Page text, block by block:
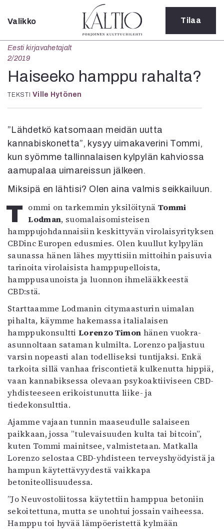
Sulje
Verkkoartikkeli
Teatteri
Tanssi
Sámegillii
Pääkirjoitus
Paperilehdestä
Oulu2026
Musiikki
Levyt
Kuvataide
Kirjat
In English
Esitystaide
Arkisto
4/2026
2–3/2026
1/2026
6/2025
5/2025 saame
5/2025
Lehtiarkisto
Tilaus ja irtonumerot
Yhteistyössä
Toimitus
Mediatiedot
Kaltio ry
Valikko Tilaa
Eesti kirjavahetajalt
2/2019
Haiseeko hamppu rahalta?
TEKSTI Ville Hytönen
”Lähdetkö katsomaan meidän uutta
kannabiskonetta”, kysyy uimakaverini Tommi,
kun syömme tallinnalaisen kylpylän kahviossa
aamupalaa uimareissun jälkeen.
Miksipä en lähtisi? Olen aina valmis seikkailuun.
Tommi on tarkemmin yksilöitynä Tommi
Lodman, suomalaisomisteisen
hamppujohdannaisiin keskittyvän virolaisyrityksen
CBDinc Europen edusmies. Olen kuullut kylpylän
saunassa hänen lähes myyttisiin mittoihin paisuvia
tarinoita virolaisista hamppupelloista,
hamppusaunoista ja luonnon ihmelääkkeestä
CBD:stä.
Starttaamme Lodmanin citymaasturin uimalan
pihalta, käymme hakemassa italialaisen
hamppukonsulttiLorenzo Timon hänen vuokra-
asunnoltaan sataman kulmilta. Lorenzo paljastuu
varsin nopeasti alan todelliseksi tuntijaksi. Enkä
tarkoita sillä vanhaa friscontietä kulkenutta hippiä,
vaan kannabiksessa olevaan psykoaktiiviseen CBD-
yhdisteeseen erikoistunutta liike- ja
tiedekonsulttia.
Ajamme vajaan tunnin maaseudulle salaiseen
paikkaan, jossa ”tulevaisuuden kulta tai bitcoin”,
kuten Tommi mainitsee, valmistetaan. Matkalla
Lorenzo selostaa CBD-yhdisteen terveyshyödyistä ja
hampun käytettävyydestä vaikkapa
betoniteollisuudessa.
”Jo Neuvostoliitossa käytettiin hamppua betoniin
sekoitettuna, mutta se unohtui jossain vaiheessa.
Hamppu toi hyvää lämpöeristettä kylmään